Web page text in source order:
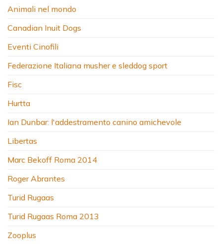
Animali nel mondo
Canadian Inuit Dogs
Eventi Cinofili
Federazione Italiana musher e sleddog sport
Fisc
Hurtta
Ian Dunbar: l'addestramento canino amichevole
Libertas
Marc Bekoff Roma 2014
Roger Abrantes
Turid Rugaas
Turid Rugaas Roma 2013
Zooplus